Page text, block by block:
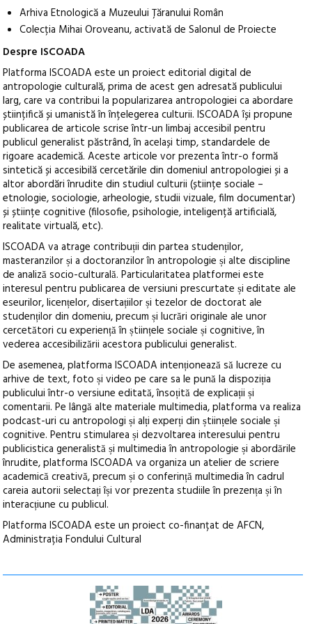
Arhiva Etnologică a Muzeului Țăranului Român
Colecția Mihai Oroveanu, activată de Salonul de Proiecte
Despre ISCOADA
Platforma ISCOADA este un proiect editorial digital de
antropologie culturală, prima de acest gen adresată publicului
larg, care va contribui la popularizarea antropologiei ca abordare
științifică și umanistă în înțelegerea culturii. ISCOADA își propune
publicarea de articole scrise într-un limbaj accesibil pentru
publicul generalist păstrând, în același timp, standardele de
rigoare academică. Aceste articole vor prezenta într-o formă
sintetică și accesibilă cercetările din domeniul antropologiei și a
altor abordări înrudite din studiul culturii (științe sociale –
etnologie, sociologie, arheologie, studii vizuale, film documentar)
și științe cognitive (filosofie, psihologie, inteligență artificială,
realitate virtuală, etc).
ISCOADA va atrage contribuții din partea studenților,
masteranzilor și a doctoranzilor în antropologie și alte discipline
de analiză socio-culturală. Particularitatea platformei este
interesul pentru publicarea de versiuni prescurtate și editate ale
eseurilor, licențelor, disertațiilor și tezelor de doctorat ale
studenților din domeniu, precum și lucrări originale ale unor
cercetători cu experiență în științele sociale și cognitive, în
vederea accesibilizării acestora publicului generalist.
De asemenea, platforma ISCOADA intenționează să lucreze cu
arhive de text, foto și video pe care sa le pună la dispoziția
publicului într-o versiune editată, însoțită de explicații și
comentarii. Pe lângă alte materiale multimedia, platforma va realiza
podcast-uri cu antropologi și alți experți din științele sociale și
cognitive. Pentru stimularea și dezvoltarea interesului pentru
publicistica generalistă și multimedia în antropologie și abordările
înrudite, platforma ISCOADA va organiza un atelier de scriere
academică creativă, precum și o conferință multimedia în cadrul
careia autorii selectați își vor prezenta studiile în prezența și în
interacțiune cu publicul.
Platforma ISCOADA este un proiect co-finanțat de AFCN,
Administrația Fondului Cultural